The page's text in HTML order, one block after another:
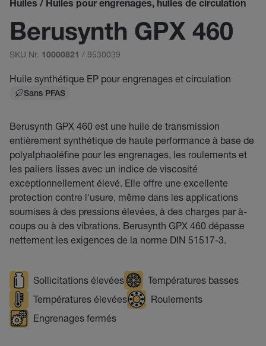
Huiles / Huiles pour engrenages, huiles de circulation
Berusynth GPX 460
SKU Nr. 10000821 / 9530039
Huile synthétique EP pour engrenages et circulation
Sans PFAS
Berusynth GPX 460 est une huile de transmission
entièrement synthétique de haute performance à base de
polyalphaoléfine pour les engrenages, les roulements et
les paliers lisses avec un indice de viscosité
exceptionnellement élevé. Elle offre une excellente
protection contre l'usure, même dans les applications
soumises à des pressions élevées, à des charges par à-
coups ou à des vibrations. Berusynth GPX 460 dépasse
nettement les exigences de la norme DIN 51517-3.
Sollicitations élevées
Températures basses
Températures élevées
Roulements
Engrenages fermés